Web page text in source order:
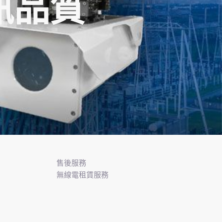
售後服務
無線電租賃服務